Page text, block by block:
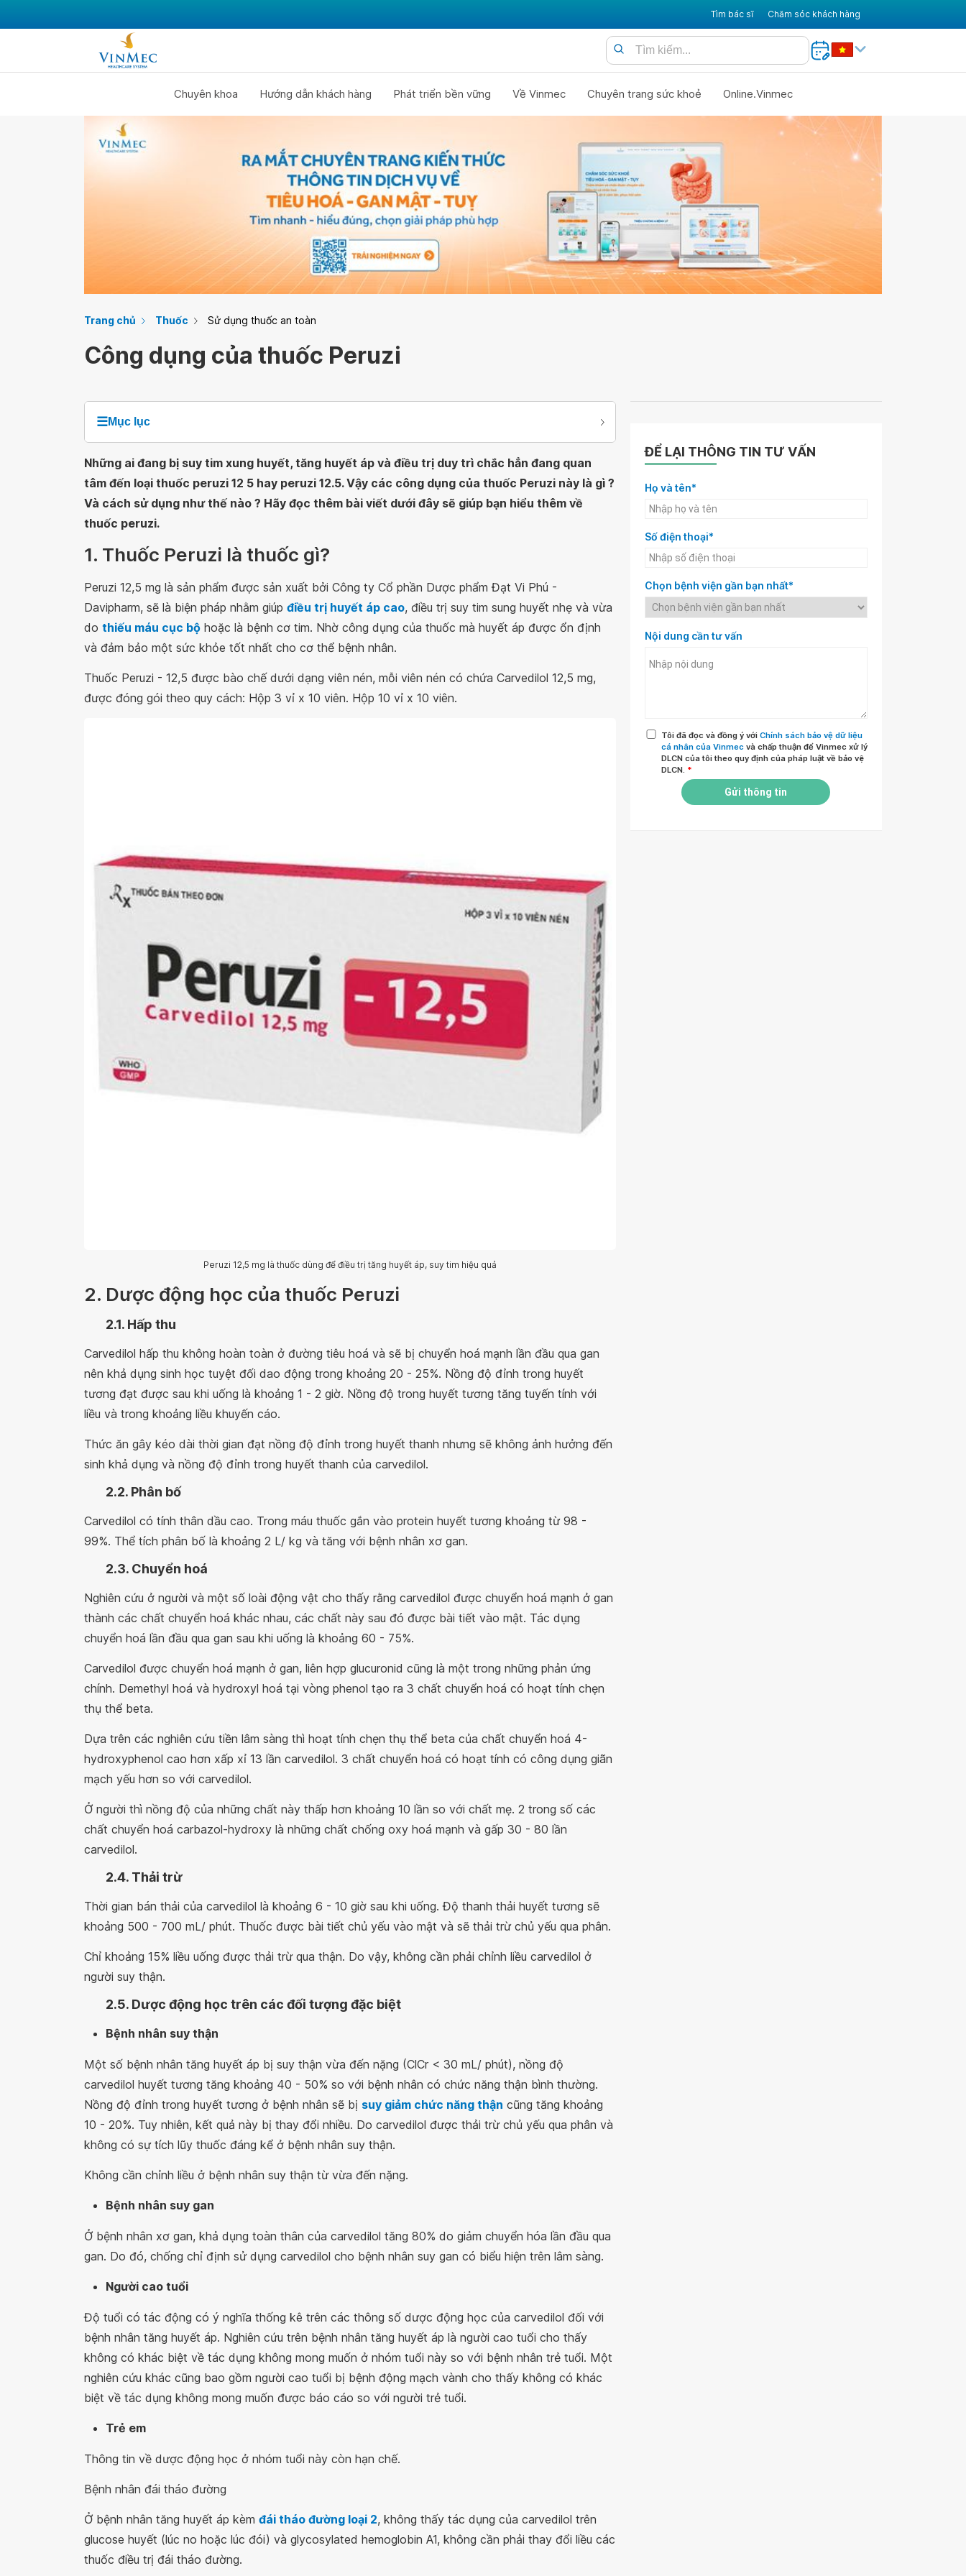
Tìm bác sĩ Chăm sóc khách hàng
Chuyên khoa Hướng dẫn khách hàng Phát triển bền vững Về Vinmec Chuyên trang sức khoẻ Online.Vinmec
Trang chủ Thuốc Sử dụng thuốc an toàn
Công dụng của thuốc Peruzi
☰Mục lục
Những ai đang bị suy tim xung huyết, tăng huyết áp và điều trị duy trì chắc hẳn đang quan
tâm đến loại thuốc peruzi 12 5 hay peruzi 12.5. Vậy các công dụng của thuốc Peruzi này là gì ?
Và cách sử dụng như thế nào ? Hãy đọc thêm bài viết dưới đây sẽ giúp bạn hiểu thêm về
thuốc peruzi.
1. Thuốc Peruzi là thuốc gì?
Peruzi 12,5 mg là sản phẩm được sản xuất bởi Công ty Cổ phần Dược phẩm Đạt Vi Phú -
Davipharm, sẽ là biện pháp nhằm giúp điều trị huyết áp cao, điều trị suy tim sung huyết nhẹ và vừa
do thiếu máu cục bộ hoặc là bệnh cơ tim. Nhờ công dụng của thuốc mà huyết áp được ổn định
và đảm bảo một sức khỏe tốt nhất cho cơ thể bệnh nhân.
Thuốc Peruzi - 12,5 được bào chế dưới dạng viên nén, mỗi viên nén có chứa Carvedilol 12,5 mg,
được đóng gói theo quy cách: Hộp 3 vỉ x 10 viên. Hộp 10 vỉ x 10 viên.
Peruzi 12,5 mg là thuốc dùng để điều trị tăng huyết áp, suy tim hiệu quả
2. Dược động học của thuốc Peruzi
2.1. Hấp thu
Carvedilol hấp thu không hoàn toàn ở đường tiêu hoá và sẽ bị chuyển hoá mạnh lần đầu qua gan
nên khả dụng sinh học tuyệt đối dao động trong khoảng 20 - 25%. Nồng độ đỉnh trong huyết
tương đạt được sau khi uống là khoảng 1 - 2 giờ. Nồng độ trong huyết tương tăng tuyến tính với
liều và trong khoảng liều khuyến cáo.
Thức ăn gây kéo dài thời gian đạt nồng độ đỉnh trong huyết thanh nhưng sẽ không ảnh hưởng đến
sinh khả dụng và nồng độ đỉnh trong huyết thanh của carvedilol.
2.2. Phân bố
Carvedilol có tính thân dầu cao. Trong máu thuốc gắn vào protein huyết tương khoảng từ 98 -
99%. Thể tích phân bố là khoảng 2 L/ kg và tăng với bệnh nhân xơ gan.
2.3. Chuyển hoá
Nghiên cứu ở người và một số loài động vật cho thấy rằng carvedilol được chuyển hoá mạnh ở gan
thành các chất chuyển hoá khác nhau, các chất này sau đó được bài tiết vào mật. Tác dụng
chuyển hoá lần đầu qua gan sau khi uống là khoảng 60 - 75%.
Carvedilol được chuyển hoá mạnh ở gan, liên hợp glucuronid cũng là một trong những phản ứng
chính. Demethyl hoá và hydroxyl hoá tại vòng phenol tạo ra 3 chất chuyển hoá có hoạt tính chẹn
thụ thể beta.
Dựa trên các nghiên cứu tiền lâm sàng thì hoạt tính chẹn thụ thể beta của chất chuyển hoá 4-
hydroxyphenol cao hơn xấp xỉ 13 lần carvedilol. 3 chất chuyển hoá có hoạt tính có công dụng giãn
mạch yếu hơn so với carvedilol.
Ở người thì nồng độ của những chất này thấp hơn khoảng 10 lần so với chất mẹ. 2 trong số các
chất chuyển hoá carbazol-hydroxy là những chất chống oxy hoá mạnh và gấp 30 - 80 lần
carvedilol.
2.4. Thải trừ
Thời gian bán thải của carvedilol là khoảng 6 - 10 giờ sau khi uống. Độ thanh thải huyết tương sẽ
khoảng 500 - 700 mL/ phút. Thuốc được bài tiết chủ yếu vào mật và sẽ thải trừ chủ yếu qua phân.
Chỉ khoảng 15% liều uống được thải trừ qua thận. Do vậy, không cần phải chỉnh liều carvedilol ở
người suy thận.
2.5. Dược động học trên các đối tượng đặc biệt
Bệnh nhân suy thận
Một số bệnh nhân tăng huyết áp bị suy thận vừa đến nặng (ClCr < 30 mL/ phút), nồng độ
carvedilol huyết tương tăng khoảng 40 - 50% so với bệnh nhân có chức năng thận bình thường.
Nồng độ đỉnh trong huyết tương ở bệnh nhân sẽ bị suy giảm chức năng thận cũng tăng khoảng
10 - 20%. Tuy nhiên, kết quả này bị thay đổi nhiều. Do carvedilol được thải trừ chủ yếu qua phân và
không có sự tích lũy thuốc đáng kể ở bệnh nhân suy thận.
Không cần chỉnh liều ở bệnh nhân suy thận từ vừa đến nặng.
Bệnh nhân suy gan
Ở bệnh nhân xơ gan, khả dụng toàn thân của carvedilol tăng 80% do giảm chuyển hóa lần đầu qua
gan. Do đó, chống chỉ định sử dụng carvedilol cho bệnh nhân suy gan có biểu hiện trên lâm sàng.
Người cao tuổi
Độ tuổi có tác động có ý nghĩa thống kê trên các thông số dược động học của carvedilol đối với
bệnh nhân tăng huyết áp. Nghiên cứu trên bệnh nhân tăng huyết áp là người cao tuổi cho thấy
không có khác biệt về tác dụng không mong muốn ở nhóm tuổi này so với bệnh nhân trẻ tuổi. Một
nghiên cứu khác cũng bao gồm người cao tuổi bị bệnh động mạch vành cho thấy không có khác
biệt về tác dụng không mong muốn được báo cáo so với người trẻ tuổi.
Trẻ em
Thông tin về dược động học ở nhóm tuổi này còn hạn chế.
Bệnh nhân đái tháo đường
Ở bệnh nhân tăng huyết áp kèm đái tháo đường loại 2, không thấy tác dụng của carvedilol trên
glucose huyết (lúc no hoặc lúc đói) và glycosylated hemoglobin A1, không cần phải thay đổi liều các
thuốc điều trị đái tháo đường.
ĐỂ LẠI THÔNG TIN TƯ VẤN
Họ và tên*
Số điện thoại*
Chọn bệnh viện gần bạn nhất*
Nội dung cần tư vấn
Tôi đã đọc và đồng ý với Chính sách bảo vệ dữ liệu
cá nhân của Vinmec và chấp thuận để Vinmec xử lý
DLCN của tôi theo quy định của pháp luật về bảo vệ
DLCN. *
Gửi thông tin